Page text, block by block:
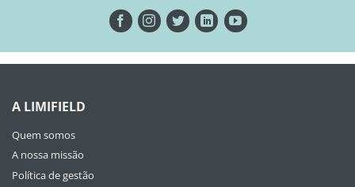
A LIMIFIELD
Quem somos
A nossa missão
Política de gestão